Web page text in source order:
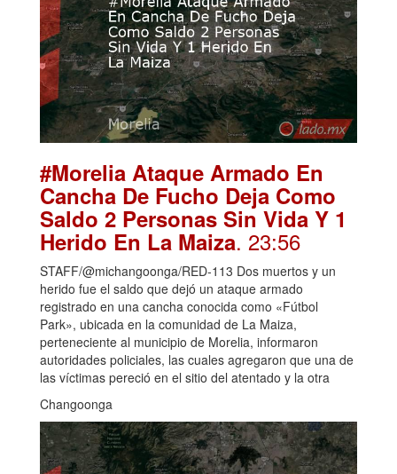
#Morelia Ataque Armado En
Cancha De Fucho Deja Como
Saldo 2 Personas Sin Vida Y 1
Herido En La Maiza. 23:56
STAFF/@michangoonga/RED-113 Dos muertos y un
herido fue el saldo que dejó un ataque armado
registrado en una cancha conocida como «Fútbol
Park», ubicada en la comunidad de La Maiza,
perteneciente al municipio de Morelia, informaron
autoridades policiales, las cuales agregaron que una de
las víctimas pereció en el sitio del atentado y la otra
Changoonga